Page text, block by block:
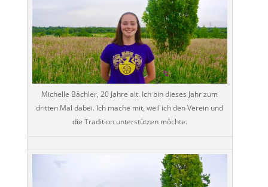
Michelle Bächler, 20 Jahre alt. Ich bin dieses Jahr zum
dritten Mal dabei. Ich mache mit, weil ich den Verein und
die Tradition unterstützen möchte.